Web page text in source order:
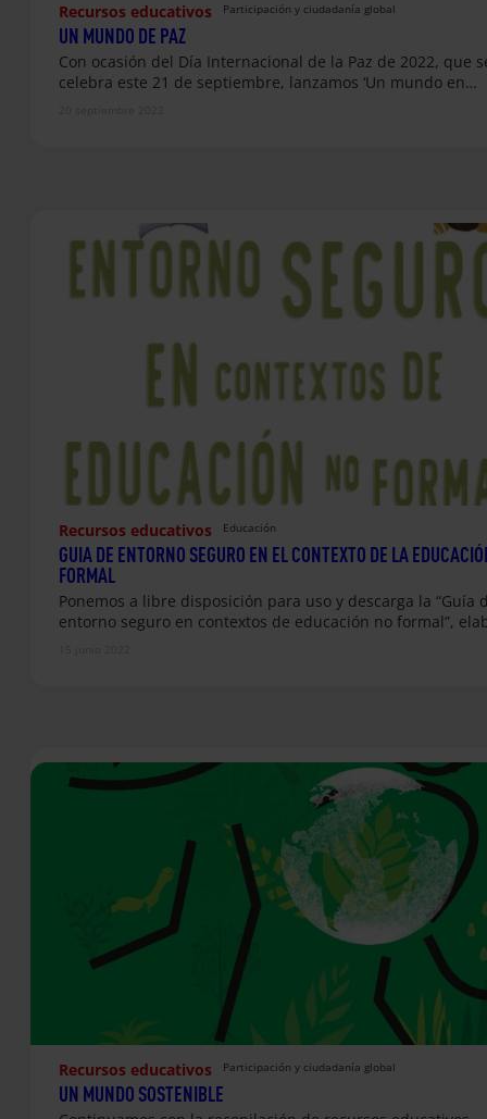
Recursos educativos Participación y ciudadanía global
UN MUNDO DE PAZ
Con ocasión del Día Internacional de la Paz de 2022, que
celebra este 21 de septiembre, lanzamos ‘Un mundo en…
Recursos educativos Educación
GUIA DE ENTORNO SEGURO EN EL CONTEXTO DE LA
FORMAL
Ponemos a libre disposición para uso y descarga la “Guía
entorno seguro en contextos de educación no formal”,
Recursos educativos Participación y ciudadanía global
UN MUNDO SOSTENIBLE